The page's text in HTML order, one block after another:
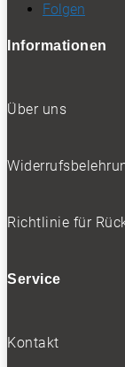
Folgen
Informationen
Über uns
Richtlinie für
Service
Kontakt